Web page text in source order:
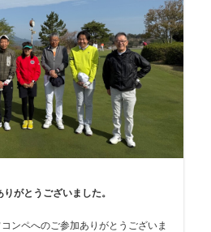
がとうございました。
ンペへのご参加ありがとうございま